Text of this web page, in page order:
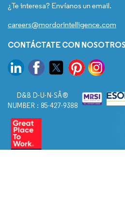
¿Te interesa? Envíanos un email.
careers@mordorintelligence.com
CONTÁCTATE CON
D&B D-U-N-SÂ®
NUMBER : 85-427-9388